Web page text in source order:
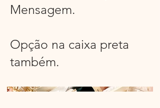
Mensagem.
Opção na caixa preta
também.